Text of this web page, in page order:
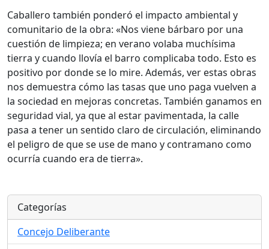
Caballero también ponderó el impacto ambiental y
comunitario de la obra: «Nos viene bárbaro por una
cuestión de limpieza; en verano volaba muchísima
tierra y cuando llovía el barro complicaba todo. Esto es
positivo por donde se lo mire. Además, ver estas obras
nos demuestra cómo las tasas que uno paga vuelven a
la sociedad en mejoras concretas. También ganamos en
seguridad vial, ya que al estar pavimentada, la calle
pasa a tener un sentido claro de circulación, eliminando
el peligro de que se use de mano y contramano como
ocurría cuando era de tierra».
Categorías
Concejo Deliberante